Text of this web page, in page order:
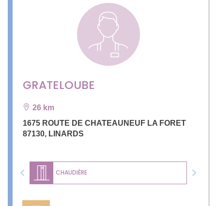
GRATELOUBE
26 km
1675 ROUTE DE CHATEAUNEUF LA FORET
87130, LINARDS
CHAUDIÈRE
Previous Next